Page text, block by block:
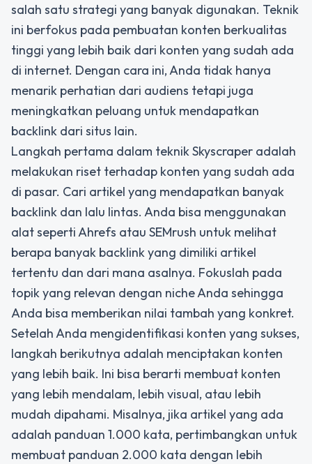
salah satu strategi yang banyak digunakan. Teknik
ini berfokus pada pembuatan konten berkualitas
tinggi yang lebih baik dari konten yang sudah ada
di internet. Dengan cara ini, Anda tidak hanya
menarik perhatian dari audiens tetapi juga
meningkatkan peluang untuk mendapatkan
backlink dari situs lain.
Langkah pertama dalam teknik Skyscraper adalah
melakukan riset terhadap konten yang sudah ada
di pasar. Cari artikel yang mendapatkan banyak
backlink dan lalu lintas. Anda bisa menggunakan
alat seperti Ahrefs atau SEMrush untuk melihat
berapa banyak backlink yang dimiliki artikel
tertentu dan dari mana asalnya. Fokuslah pada
topik yang relevan dengan niche Anda sehingga
Anda bisa memberikan nilai tambah yang konkret.
Setelah Anda mengidentifikasi konten yang sukses,
langkah berikutnya adalah menciptakan konten
yang lebih baik. Ini bisa berarti membuat konten
yang lebih mendalam, lebih visual, atau lebih
mudah dipahami. Misalnya, jika artikel yang ada
adalah panduan 1.000 kata, pertimbangkan untuk
membuat panduan 2.000 kata dengan lebih